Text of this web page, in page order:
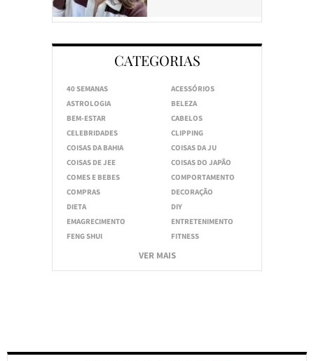
CATEGORIAS
40 SEMANAS
ACESSÓRIOS
ASTROLOGIA
BELEZA
BEM-ESTAR
CABELOS
CELEBRIDADES
CLIPPING
COISAS DA BAHIA
COISAS DA JU
COISAS DE JEE
COISAS DO JAPÃO
COMES E BEBES
COMPORTAMENTO
COMPRAS
DECORAÇÃO
DIETA
DIY
EMAGRECIMENTO
ENTRETENIMENTO
FENG SHUI
FITNESS
VER MAIS